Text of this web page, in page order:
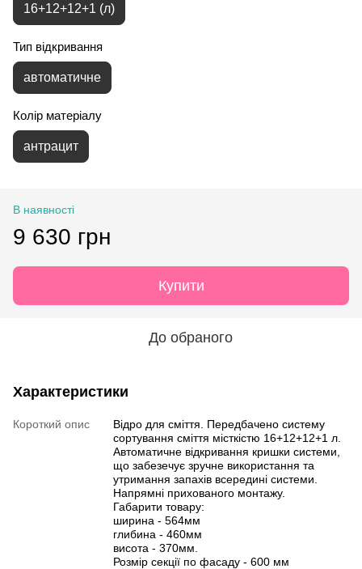
16+12+12+1 (л)
Тип відкривання
автоматичне
Колір матеріалу
антрацит
В наявності
9 630 грн
Купити
До обраного
Характеристики
Короткий опис
Відро для сміття. Передбачено систему
сортування сміття місткістю 16+12+12+1 л.
Автоматичне відкривання кришки системи,
що забезечує зручне використання та
утримання запахів всередині системи.
Напрямні прихованого монтажу.
Габарити товару:
ширина - 564мм
глибина - 460мм
висота - 370мм.
Розмір секції по фасаду - 600 мм